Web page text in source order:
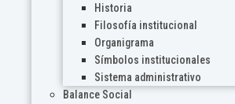
Historia
Filosofía institucional
Organigrama
Símbolos institucionales
Sistema administrativo
Balance Social